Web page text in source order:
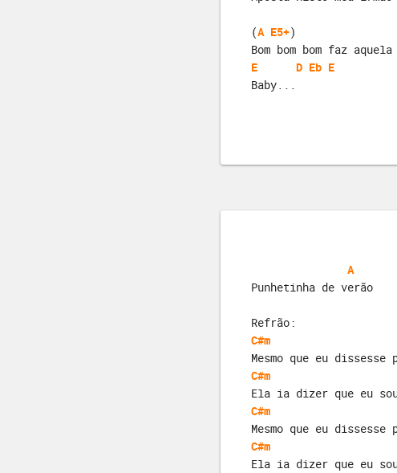
(A E5+
Bom bom bom faz
E
D Eb E
Baby...
A
Punhetinha de verão
Refrão:
C#m
Mesmo que eu
C#m
Ela ia dizer que eu
C#m
Mesmo que eu
C#m
Ela ia dizer que eu